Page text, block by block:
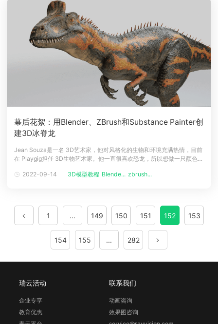
幕后花絮：用Blender、ZBrush和Substance Painter创
建3D冰脊龙
Jean Souza是一名 3D艺术家，他对风格化的生物和环境充满热情，目前
在 Playgig担任 3D生物艺术家。他一直很喜欢恐龙，所以想做一只颜色更
ZBrush和Substance Painter 创建一只 3D冰脊龙的幕后花絮。介绍大家
2022-09-14 3D模型教程 Blende... zbrush...
1 ... 149 150 151 152 153
154 155 ... 282
瑞云活动
企业专享
教育优惠
联系我们
动画咨询
效果图咨询